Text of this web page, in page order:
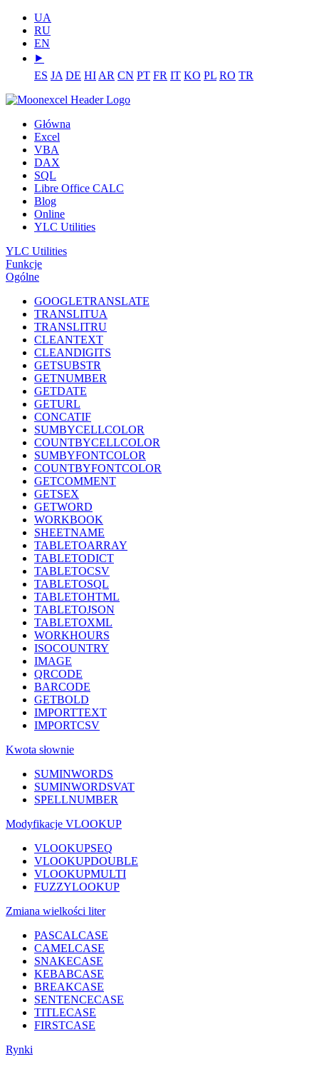
UA
RU
EN
⯈
ES JA DE HI AR CN PT FR IT KO PL RO TR
Główna
Excel
VBA
DAX
SQL
Libre Office CALC
Blog
Online
YLC Utilities
YLC Utilities
Funkcje
Ogólne
GOOGLETRANSLATE
TRANSLITUA
TRANSLITRU
CLEANTEXT
CLEANDIGITS
GETSUBSTR
GETNUMBER
GETDATE
GETURL
CONCATIF
SUMBYCELLCOLOR
COUNTBYCELLCOLOR
SUMBYFONTCOLOR
COUNTBYFONTCOLOR
GETCOMMENT
GETSEX
GETWORD
WORKBOOK
SHEETNAME
TABLETOARRAY
TABLETODICT
TABLETOCSV
TABLETOSQL
TABLETOHTML
TABLETOJSON
TABLETOXML
WORKHOURS
ISOCOUNTRY
IMAGE
QRCODE
BARCODE
GETBOLD
IMPORTTEXT
IMPORTCSV
Kwota słownie
SUMINWORDS
SUMINWORDSVAT
SPELLNUMBER
Modyfikacje VLOOKUP
VLOOKUPSEQ
VLOOKUPDOUBLE
VLOOKUPMULTI
FUZZYLOOKUP
Zmiana wielkości liter
PASCALCASE
CAMELCASE
SNAKECASE
KEBABCASE
BREAKCASE
SENTENCECASE
TITLECASE
FIRSTCASE
Rynki